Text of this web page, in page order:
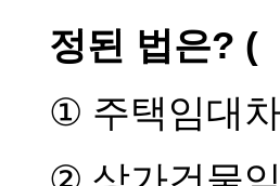
정된 법은?
① 주택임대